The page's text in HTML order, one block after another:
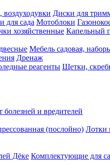
Диски для
для сада Мотоблоки
хозяйственные Капельный
Мебель садовая,
Дренаж
реагенты Щетки,
болезней и вредителей
(послойно) Лотки
Дёке Комплектующие для